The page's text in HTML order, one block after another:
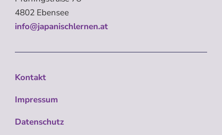
4802 Ebensee
info@japanischlernen.at
Kontakt
Impressum
Datenschutz